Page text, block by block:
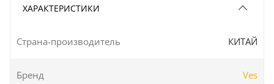
ХАРАКТЕРИСТИКИ
Страна-производитель КИТАЙ
Бренд Ves